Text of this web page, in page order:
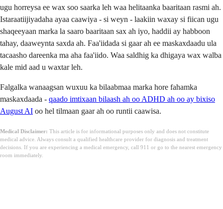
ugu horreysa ee wax soo saarka leh waa helitaanka baaritaan rasmi ah.
Istaraatiijiyadaha ayaa caawiya - si weyn - laakiin waxay si fiican ugu
shaqeeyaan marka la saaro baaritaan sax ah iyo, haddii ay habboon
tahay, daaweynta saxda ah. Faa'iidada si gaar ah ee maskaxdaadu ula
tacaasho dareenka ma aha faa'iido. Waa saldhig ka dhigaya wax walba
kale mid aad u waxtar leh.
Falgalka wanaagsan wuxuu ka bilaabmaa marka hore fahamka
maskaxdaada - qaado imtixaan bilaash ah oo ADHD ah oo ay bixiso
August AI oo hel tilmaan gaar ah oo runtii caawisa.
Medical Disclaimer: This article is for informational purposes only and does not constitute
medical advice. Always consult a qualified healthcare provider for diagnosis and treatment
decisions. If you are experiencing a medical emergency, call 911 or go to the nearest emergency
room immediately.